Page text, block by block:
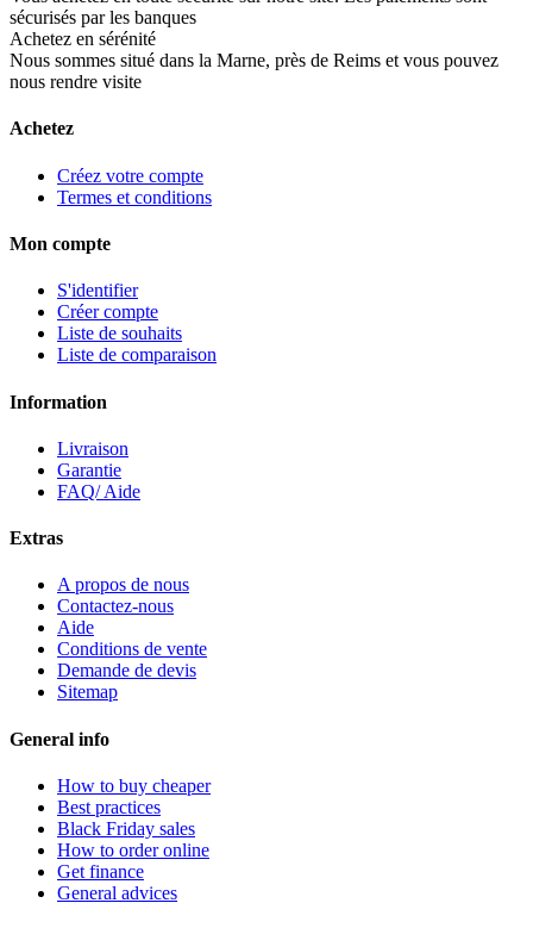
sécurisés par les banques
Achetez en sérénité
Nous sommes situé dans la Marne, près de Reims et vous pouvez
nous rendre visite
Achetez
Créez votre compte
Termes et conditions
Mon compte
S'identifier
Créer compte
Liste de souhaits
Liste de comparaison
Information
Livraison
Garantie
FAQ/ Aide
Extras
A propos de nous
Contactez-nous
Aide
Conditions de vente
Demande de devis
Sitemap
General info
How to buy cheaper
Best practices
Black Friday sales
How to order online
Get finance
General advices